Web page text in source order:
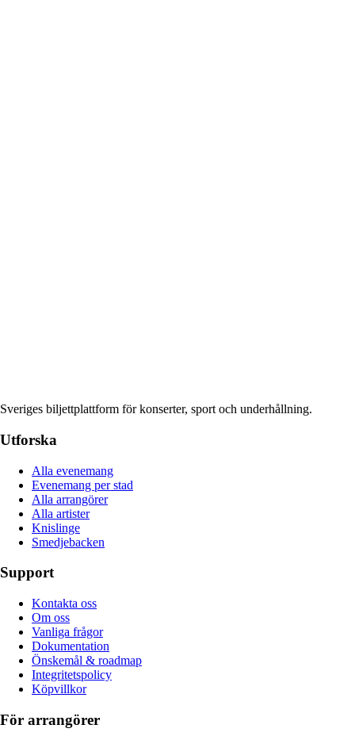
Sveriges biljettplattform för konserter, sport och underhållning.
Utforska
Alla evenemang
Evenemang per stad
Alla arrangörer
Alla artister
Knislinge
Smedjebacken
Support
Kontakta oss
Om oss
Vanliga frågor
Dokumentation
Önskemål & roadmap
Integritetspolicy
Köpvillkor
För arrangörer